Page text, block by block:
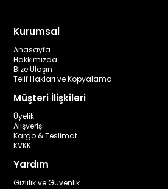
Kurumsal
Anasayfa
Hakkımızda
Bize Ulaşın
Telif Hakları ve Kopyalama
Müşteri İlişkileri
Üyelik
Alışveriş
Kargo & Teslimat
KVKK
Yardım
Gizlilik ve Güvenlik